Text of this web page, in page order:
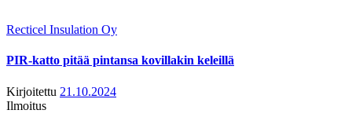
Recticel Insulation Oy
PIR-katto pitää pintansa kovillakin keleillä
Kirjoitettu 21.10.2024
Ilmoitus